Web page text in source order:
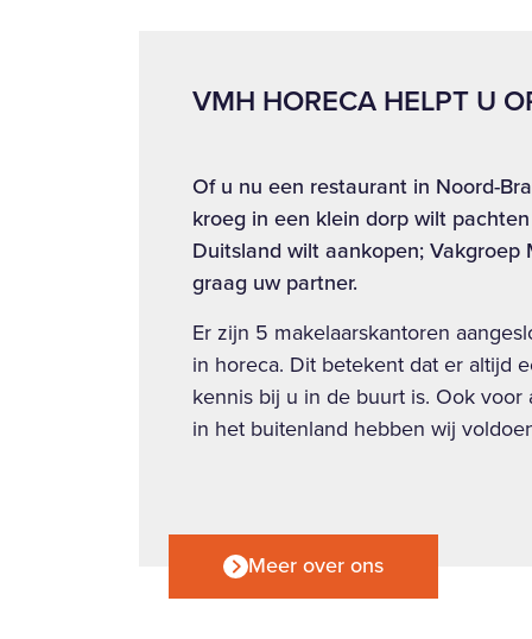
VMH HORECA HELPT U
Of u nu een restaurant in Noord-
kroeg in een klein dorp wilt
Duitsland wilt aankopen;
graag uw partner.
Er zijn 5 makelaarskantoren
in horeca. Dit betekent dat er altijd
kennis bij u in de buurt is. Ook
in het buitenland hebben wij
Meer over ons